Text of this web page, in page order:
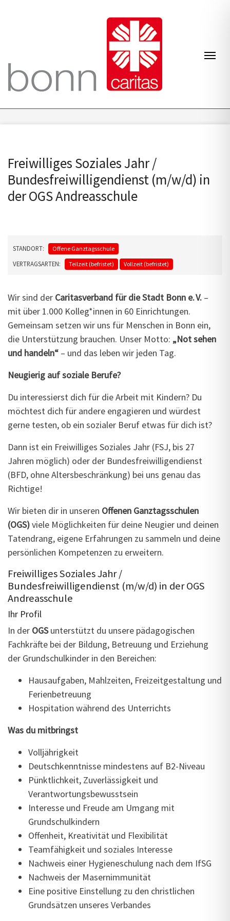
Freiwilliges Soziales Jahr /
Bundesfreiwilligendienst (m/w/d) in
der OGS Andreasschule
STANDORT: Offene Ganztagsschule
VERTRAGSARTEN: Teilzeit (befristet) Vollzeit (befristet)
Wir sind der Caritasverband für die Stadt Bonn e. V. –
mit über 1.000 Kolleg*innen in 60 Einrichtungen.
Gemeinsam setzen wir uns für Menschen in Bonn ein,
die Unterstützung brauchen. Unser Motto: „Not sehen
und handeln“ – und das leben wir jeden Tag.
Neugierig auf soziale Berufe?
Du interessierst dich für die Arbeit mit Kindern? Du
möchtest dich für andere engagieren und würdest
gerne testen, ob ein sozialer Beruf etwas für dich ist?
Dann ist ein Freiwilliges Soziales Jahr (FSJ, bis 27
Jahren möglich) oder der Bundesfreiwilligendienst
(BFD, ohne Altersbeschränkung) bei uns genau das
Richtige!
Wir bieten dir in unseren Offenen Ganztagsschulen
(OGS)viele Möglichkeiten für deine Neugier und deinen
Tatendrang, eigene Erfahrungen zu sammeln und deine
persönlichen Kompetenzen zu erweitern.
Freiwilliges Soziales Jahr /
Bundesfreiwilligendienst (m/w/d) in der OGS
Andreasschule
Ihr Profil
In der OGSunterstützt du unsere pädagogischen
Fachkräfte bei der Bildung, Betreuung und Erziehung
der Grundschulkinder in den Bereichen:
Hausaufgaben, Mahlzeiten, Freizeitgestaltung und
Ferienbetreuung
Hospitation während des Unterrichts
Was du mitbringst
Volljährigkeit
Deutschkenntnisse mindestens auf B2-Niveau
Pünktlichkeit, Zuverlässigkeit und
Verantwortungsbewusstsein
Interesse und Freude am Umgang mit
Grundschulkindern
Offenheit, Kreativität und Flexibilität
Teamfähigkeit und soziales Interesse
Nachweis einer Hygieneschulung nach dem IfSG
Nachweis der Masernimmunität
Eine positive Einstellung zu den christlichen
Grundsätzen unseres Verbandes